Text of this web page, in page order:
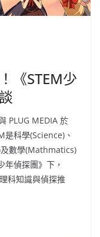
《STEM少
PLUG MEDIA 於
是科學(Science)、
數學(Mathmatics)
年偵探團》下，
科知識與偵探推